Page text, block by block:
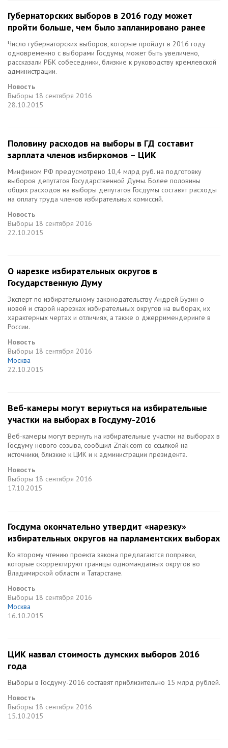
Губернаторских выборов в 2016 году может
пройти больше, чем было запланировано ранее
Число губернаторских выборов, которые пройдут в 2016 году
одновременно с выборами Госдумы, может быть увеличено,
рассказали РБК собеседники, близкие к руководству кремлевской
администрации.
Новость
Выборы 18 сентября 2016
28.10.2015
Половину расходов на выборы в ГД составит
зарплата членов избиркомов – ЦИК
Минфином РФ предусмотрено 10,4 млрд руб. на подготовку
выборов депутатов Государственной Думы. Более половины
общих расходов на выборы депутатов Госдумы составят расходы
на оплату труда членов избирательных комиссий.
Новость
Выборы 18 сентября 2016
22.10.2015
О нарезке избирательных округов в
Государственную Думу
Эксперт по избирательному законодательству Андрей Бузин о
новой и старой нарезках избирательных округов на выборах, их
характерных чертах и отличиях, а также о джерримендеринге в
России.
Новость
Выборы 18 сентября 2016
Москва
22.10.2015
Веб-камеры могут вернуться на избирательные
участки на выборах в Госдуму-2016
Веб-камеры могут вернуть на избирательные участки на выборах в
Госдуму нового созыва, сообщил Znak.com со ссылкой на
источники, близкие к ЦИК и к администрации президента.
Новость
Выборы 18 сентября 2016
17.10.2015
Госдума окончательно утвердит «нарезку»
избирательных округов на парламентских выборах
Ко второму чтению проекта закона предлагаются поправки,
которые скорректируют границы одномандатных округов во
Владимирской области и Татарстане.
Новость
Выборы 18 сентября 2016
Москва
16.10.2015
ЦИК назвал стоимость думских выборов 2016
года
Выборы в Госдуму-2016 составят приблизительно 15 млрд рублей.
Новость
Выборы 18 сентября 2016
15.10.2015